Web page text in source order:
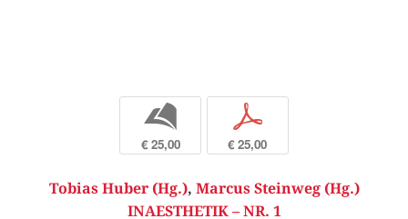
b
€ 25,00
p
€ 25,00
Tobias Huber (Hg.), Marcus Steinweg (Hg.)
INAESTHETIK – NR. 1